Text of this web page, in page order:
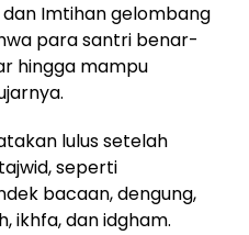
dan Imtihan gelombang
para santri benar-
hingga mampu
lulus setelah
seperti
bacaan, dengung,
ikhfa, dan idgham.